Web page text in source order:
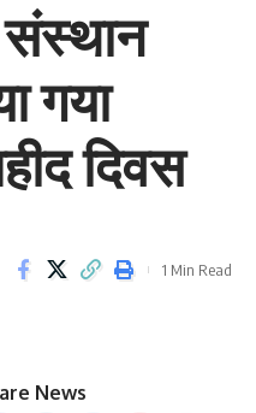
गया
दिवस
1 Min Read
News